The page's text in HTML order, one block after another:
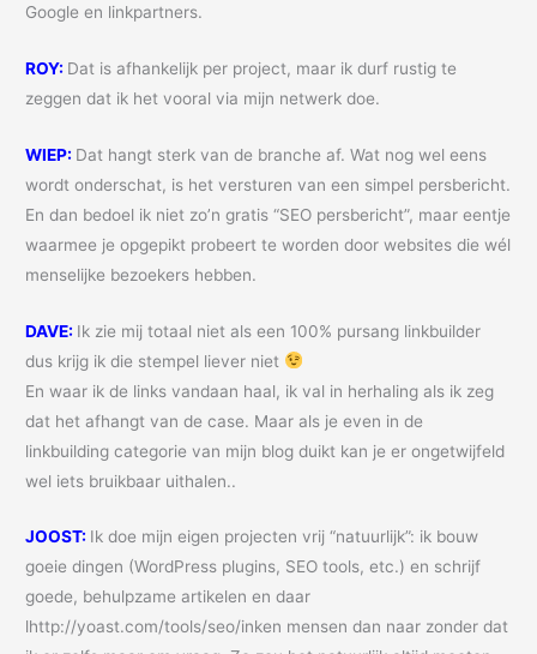
Google en linkpartners.
ROY: Dat is afhankelijk per project, maar ik durf rustig te
zeggen dat ik het vooral via mijn netwerk doe.
WIEP: Dat hangt sterk van de branche af. Wat nog wel eens
wordt onderschat, is het versturen van een simpel persbericht.
En dan bedoel ik niet zo’n gratis “SEO persbericht”, maar eentje
waarmee je opgepikt probeert te worden door websites die wél
menselijke bezoekers hebben.
DAVE: Ik zie mij totaal niet als een 100% pursang linkbuilder
dus krijg ik die stempel liever niet
En waar ik de links vandaan haal, ik val in herhaling als ik zeg
dat het afhangt van de case. Maar als je even in de
linkbuilding categorie van mijn blog duikt kan je er ongetwijfeld
wel iets bruikbaar uithalen..
JOOST: Ik doe mijn eigen projecten vrij “natuurlijk”: ik bouw
goeie dingen (WordPress plugins, SEO tools, etc.) en schrijf
goede, behulpzame artikelen en daar
lhttp://yoast.com/tools/seo/inken mensen dan naar zonder dat